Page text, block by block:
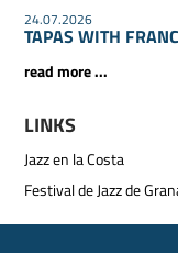
24.07.2026
TAPAS WITH
read more ...
LINKS
Jazz en la Costa
Festival de Jazz de